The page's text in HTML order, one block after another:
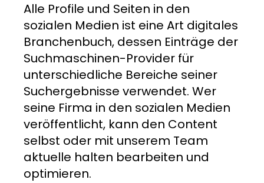
Alle Profile und Seiten in den
sozialen Medien ist eine Art digitales
Branchenbuch, dessen Einträge der
Suchmaschinen-Provider für
unterschiedliche Bereiche seiner
Suchergebnisse verwendet. Wer
seine Firma in den sozialen Medien
veröffentlicht, kann den Content
selbst oder mit unserem Team
aktuelle halten bearbeiten und
optimieren.